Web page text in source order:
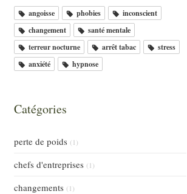
angoisse phobies
inconscient
changement
santé mentale
terreur nocturne
arrêt tabac
stress
anxiété
hypnose
Catégories
perte de poids (1)
chefs d'entreprises (1)
changements (1)